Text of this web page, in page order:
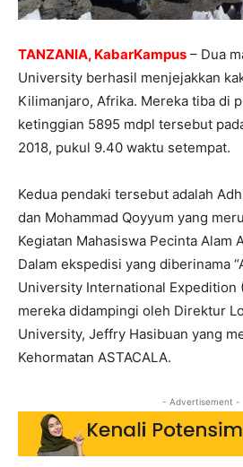
TANZANIA, KabarKampus – Dua
University berhasil menjejakkan
Kilimanjaro, Afrika. Mereka tiba di
ketinggian 5895 mdpl tersebut
2018, pukul 9.40 waktu setempat.
Kedua pendaki tersebut adalah
dan Mohammad Qoyyum yang
Kegiatan Mahasiswa Pecinta Alam
Dalam ekspedisi yang diberinama
University International Expedition
mereka didampingi oleh Direktur
University, Jeffry Hasibuan yang
Kehormatan ASTACALA.
- Advertisement -